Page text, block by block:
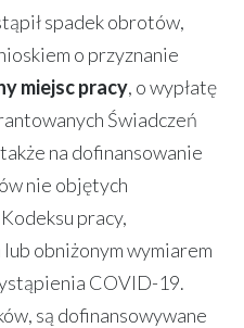
spadek obrotów,
o przyznanie
miejsc pracy, o wypłatę
Świadczeń
na dofinansowanie
nie objętych
pracy,
obniżonym wymiarem
COVID-19.
są dofinansowywane